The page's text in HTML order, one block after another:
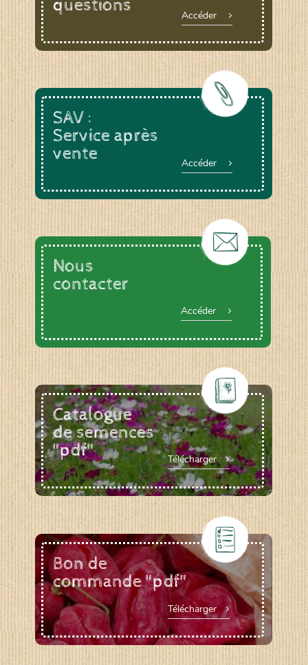
questions Accéder
SAV :
Service après
vente
Accéder
Nous
contacter
Accéder
Catalogue
de semences
"pdf"
Télécharger
Bon de
commande "pdf"
Télécharger